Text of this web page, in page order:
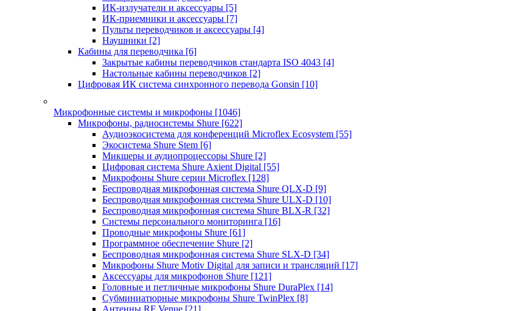
ИК-излучатели и аксессуары [5]
ИК-приемники и аксессуары [7]
Пульты переводчиков и аксессуары [4]
Наушники [2]
Кабины для переводчика [6]
Закрытые кабины переводчиков стандарта ISO 4043 [4]
Настольные кабины переводчиков [2]
Цифровая ИК система синхронного перевода Gonsin [10]
Микрофонные системы и микрофоны [1046]
Микрофоны, радиосистемы Shure [622]
Аудиоэкосистема для конференций Microflex Ecosystem [55]
Экосистема Shure Stem [6]
Микшеры и аудиопроцессоры Shure [2]
Цифровая система Shure Axient Digital [55]
Микрофоны Shure серии Microflex [128]
Беспроводная микрофонная система Shure QLX-D [9]
Беспроводная микрофонная система Shure ULX-D [10]
Беспроводная микрофонная система Shure BLX-R [32]
Системы персонального мониторинга [16]
Проводные микрофоны Shure [61]
Программное обеспечение Shure [2]
Беспроводная микрофонная система Shure SLX-D [34]
Микрофоны Shure Motiv Digital для записи и трансляций [17]
Аксессуары для микрофонов Shure [121]
Головные и петличные микрофоны Shure DuraPlex [14]
Субминиатюрные микрофоны Shure TwinPlex [8]
Антенны RF Venue [21]